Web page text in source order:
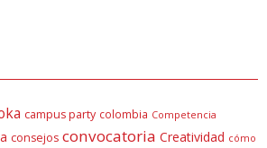
campus party colombia Competencia
consejos convocatoria Creatividad cómo